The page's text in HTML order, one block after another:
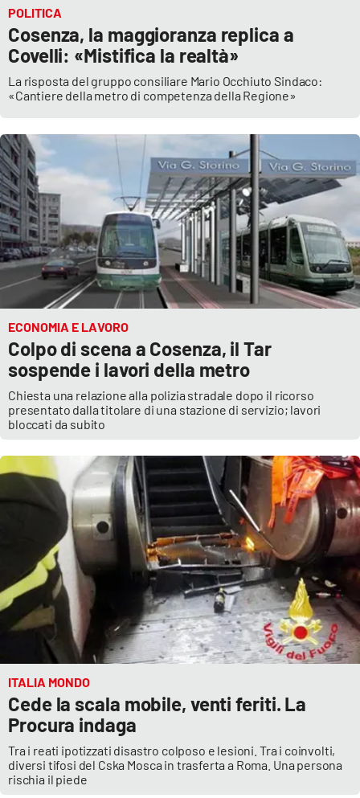
POLITICA
Cosenza, la maggioranza replica a
Covelli: «Mistifica la realtà»
La risposta del gruppo consiliare Mario Occhiuto Sindaco:
«Cantiere della metro di competenza della Regione»
ECONOMIA E LAVORO
Colpo di scena a Cosenza, il Tar
sospende i lavori della metro
Chiesta una relazione alla polizia stradale dopo il ricorso
presentato dalla titolare di una stazione di servizio; lavori
bloccati da subito
ITALIA MONDO
Cede la scala mobile, venti feriti. La
Procura indaga
Tra i reati ipotizzati disastro colposo e lesioni. Tra i coinvolti,
diversi tifosi del Cska Mosca in trasferta a Roma. Una persona
rischia il piede